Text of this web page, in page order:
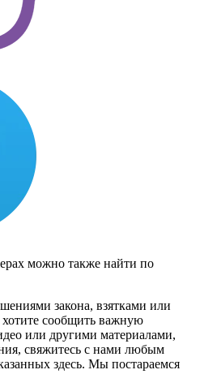
можно также найти по
закона, взятками или
хотите сообщить важную
или другими материалами,
свяжитесь с нами любым
здесь. Мы постараемся